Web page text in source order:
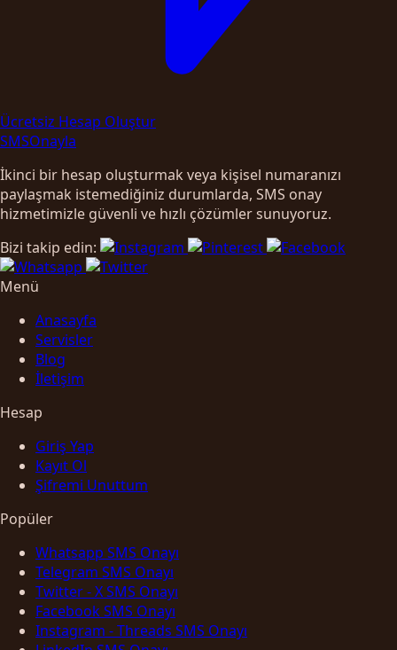
Ücretsiz Hesap Oluştur
SMSOnayla
İkinci bir hesap oluşturmak veya kişisel numaranızı
paylaşmak istemediğiniz durumlarda, SMS onay
hizmetimizle güvenli ve hızlı çözümler sunuyoruz.
Bizi takip edin:
Menü
Anasayfa
Servisler
Blog
İletişim
Hesap
Giriş Yap
Kayıt Ol
Şifremi Unuttum
Popüler
Whatsapp SMS Onayı
Telegram SMS Onayı
Twitter - X SMS Onayı
Facebook SMS Onayı
Instagram - Threads SMS Onayı